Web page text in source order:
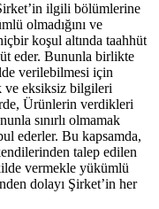
ilgili bölümlerine
olmadığını ve
koşul altında taahhüt
eder. Bununla birlikte
verilebilmesi için
ve eksiksiz bilgileri
Ürünlerin verdikleri
sınırlı olmamak
ederler. Bu kapsamda,
talep edilen
vermekle yükümlü
dolayı Şirket’in her